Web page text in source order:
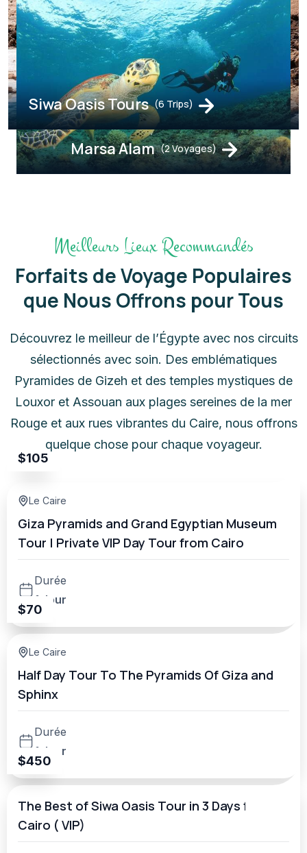
Siwa Oasis Tours (6 Trips)
Marsa Alam (2 Voyages)
Meilleurs Lieux Recommandés
Forfaits de Voyage Populaires
que Nous Offrons pour Tous
Découvrez le meilleur de l’Égypte avec nos circuits
sélectionnés avec soin. Des emblématiques
Pyramides de Gizeh et des temples mystiques de
Louxor et Assouan aux plages sereines de la mer
Rouge et aux rues vibrantes du Caire, nous offrons
quelque chose pour chaque voyageur.
$105
Le Caire
Giza Pyramids and Grand Egyptian Museum
Tour | Private VIP Day Tour from Cairo
Durée
1 Jour
$70
Le Caire
Half Day Tour To The Pyramids Of Giza and
Sphinx
Durée
1 Jour
$450
The Best of Siwa Oasis Tour in 3 Days from
Cairo ( VIP)